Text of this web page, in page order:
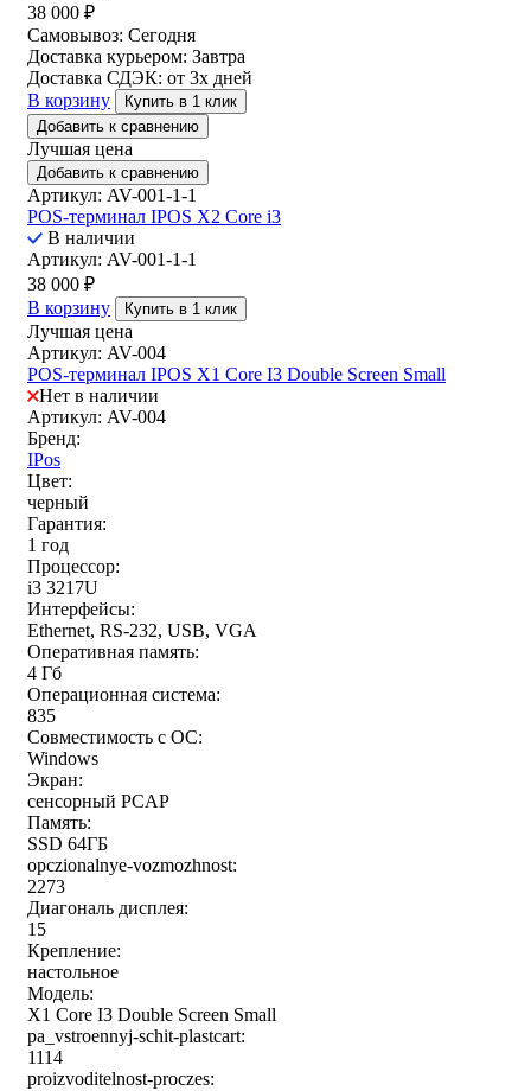
38 000 ₽
Самовывоз: Сегодня
Доставка курьером: Завтра
Доставка СДЭК: от 3х дней
В корзину
Купить в 1 клик
Добавить к сравнению
Лучшая цена
Добавить к сравнению
Артикул: AV-001-1-1
POS-терминал IPOS X2 Core i3
В наличии
Артикул: AV-001-1-1
38 000 ₽
В корзину
Купить в 1 клик
Лучшая цена
Артикул: AV-004
POS-терминал IPOS X1 Core I3 Double Screen Small
Нет в наличии
Артикул: AV-004
Бренд:
IPos
Цвет:
черный
Гарантия:
1 год
Процессор:
i3 3217U
Интерфейсы:
Ethernet, RS-232, USB, VGA
Оперативная память:
4 Гб
Операционная система:
835
Совместимость с ОС:
Windows
Экран:
сенсорный PCAP
Память:
SSD 64ГБ
opczionalnye-vozmozhnost:
2273
Диагональ дисплея:
15
Крепление:
настольное
Модель:
X1 Core I3 Double Screen Small
pa_vstroennyj-schit-plastcart:
1114
proizvoditelnost-proczes: